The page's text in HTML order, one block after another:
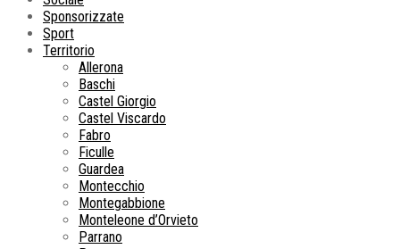
Sponsorizzate
Sport
Territorio
Allerona
Baschi
Castel Giorgio
Castel Viscardo
Fabro
Ficulle
Guardea
Montecchio
Montegabbione
Monteleone d’Orvieto
Parrano